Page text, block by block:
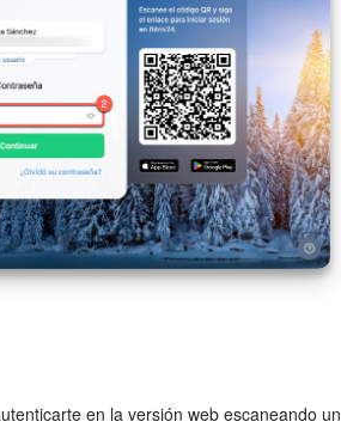
en la versión web escaneando un